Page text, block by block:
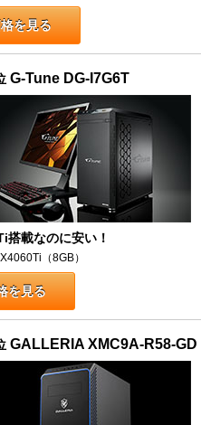
を見る
G-Tune DG-I7G6T
搭載なのに安い！
（8GB）
を見る
GALLERIA XMC9A-R58-GD